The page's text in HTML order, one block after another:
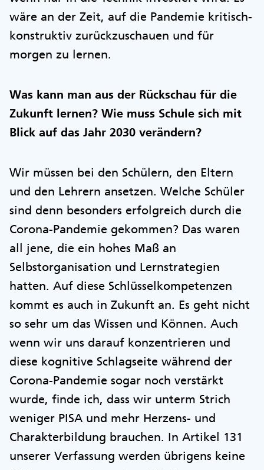
wäre an der Zeit, auf die Pandemie kritisch-
konstruktiv zurückzuschauen und für
morgen zu lernen.
Was kann man aus der Rückschau für die
Zukunft lernen? Wie muss Schule sich mit
Blick auf das Jahr 2030 verändern?
Wir müssen bei den Schülern, den Eltern
und den Lehrern ansetzen. Welche Schüler
sind denn besonders erfolgreich durch die
Corona-Pandemie gekommen? Das waren
all jene, die ein hohes Maß an
Selbstorganisation und Lernstrategien
hatten. Auf diese Schlüsselkompetenzen
kommt es auch in Zukunft an. Es geht nicht
so sehr um das Wissen und Können. Auch
wenn wir uns darauf konzentrieren und
diese kognitive Schlagseite während der
Corona-Pandemie sogar noch verstärkt
wurde, finde ich, dass wir unterm Strich
weniger PISA und mehr Herzens- und
Charakterbildung brauchen. In Artikel 131
unserer Verfassung werden übrigens keine